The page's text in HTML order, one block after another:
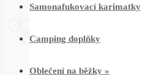
Samonafukovací karimatky
Camping doplňky
Oblečení na běžky »